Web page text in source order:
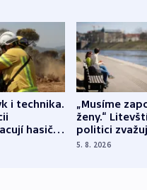
i technika.
hasiči z
„Musíme
ženy.“
politici
dohodu o
5. 8. 2026